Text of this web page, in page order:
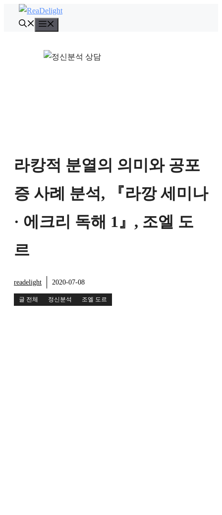
뉴
라캉적 분열의 의미와 공포
증 사례 분석, 『라깡 세미나
· 에크리 독해 1』, 조엘 도
르
readelight 2020-07-08
글 전체 정신분석 조엘 도르